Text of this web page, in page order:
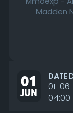
Madden
01
JUN
DATE
01-
04:00